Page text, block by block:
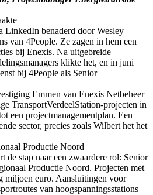
benaderd door Wesley
van 4People. Ze zagen in hem een
bij Enexis. Na uitgebreide
klikte het, en in juni
bij 4People als Senior
Emmen van Enexis Netbeheer
TransportVerdeelStation-projecten in
een projectmanagementplan. Een
sector, precies zoals Wilbert het het
Productie Noord
de stap naar een zwaardere rol: Senior
Productie Noord. Projecten met
miljoen euro. Aansluitingen voor
van hoogspanningsstations